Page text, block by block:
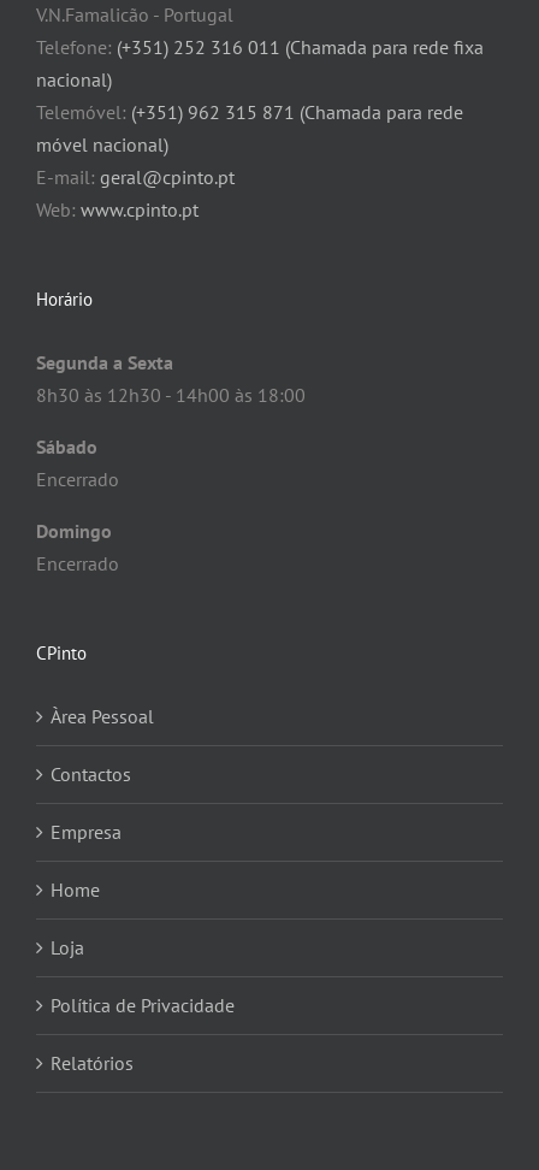
V.N.Famalicão - Portugal
Telefone: (+351) 252 316 011 (Chamada para rede fixa
nacional)
Telemóvel: (+351) 962 315 871 (Chamada para rede
móvel nacional)
E-mail: geral@cpinto.pt
Web: www.cpinto.pt
Horário
Segunda a Sexta
8h30 às 12h30 - 14h00 às 18:00
Sábado
Encerrado
Domingo
Encerrado
CPinto
Àrea Pessoal
Contactos
Empresa
Home
Loja
Política de Privacidade
Relatórios